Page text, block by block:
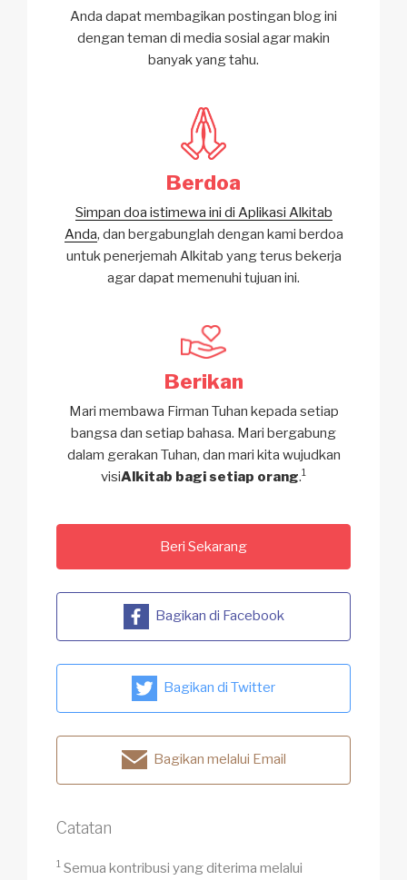
Anda dapat membagikan postingan blog ini
dengan teman di media sosial agar makin
banyak yang tahu.
Berdoa
Simpan doa istimewa ini di Aplikasi Alkitab
Anda, dan bergabunglah dengan kami berdoa
untuk penerjemah Alkitab yang terus bekerja
agar dapat memenuhi tujuan ini.
Berikan
Mari membawa Firman Tuhan kepada setiap
bangsa dan setiap bahasa. Mari bergabung
dalam gerakan Tuhan, dan mari kita wujudkan
visiAlkitab bagi setiap orang.1
Beri Sekarang
Bagikan di Facebook
Bagikan di Twitter
Bagikan melalui Email
Catatan
1 Semua kontribusi yang diterima melalui